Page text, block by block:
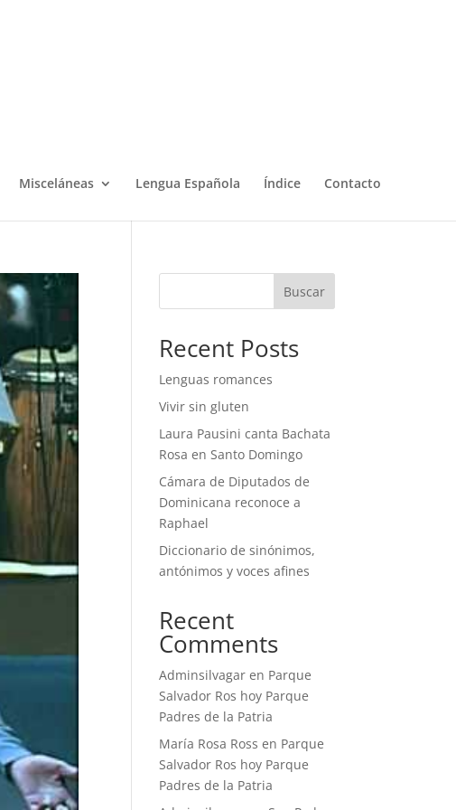
Misceláneas Lengua Española Índice Contacto
Buscar
Recent Posts
Lenguas romances
Vivir sin gluten
Laura Pausini canta Bachata
Rosa en Santo Domingo
Cámara de Diputados de
Dominicana reconoce a
Raphael
Diccionario de sinónimos,
antónimos y voces afines
Recent
Comments
Adminsilvagar en Parque
Salvador Ros hoy Parque
Padres de la Patria
María Rosa Ross en Parque
Salvador Ros hoy Parque
Padres de la Patria